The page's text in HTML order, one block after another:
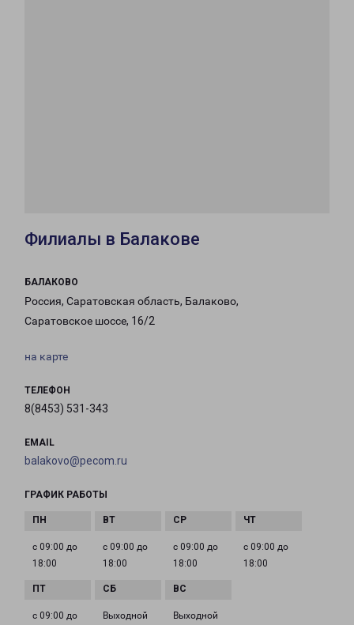
Филиалы в Балакове
БАЛАКОВО
Россия, Саратовская область, Балаково,
Саратовское шоссе, 16/2
на карте
ТЕЛЕФОН
8(8453) 531-343
EMAIL
balakovo@pecom.ru
ГРАФИК РАБОТЫ
с 09:00 до
18:00
с 09:00 до
18:00
с 09:00 до
18:00
с 09:00 до
18:00
с 09:00 до
Выходной Выходной